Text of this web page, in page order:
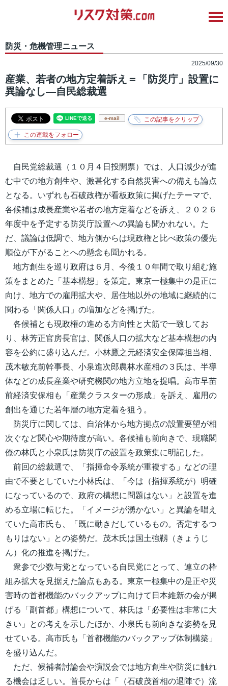
防災・危機管理ニュース
2025/09/30
産業、若者の地方定着訴え＝「防災庁」設置に
異論なし―自民総裁選
e-mail
自民党総裁選（１０月４日投開票）では、人口減少が進
む中での地方創生や、激甚化する自然災害への備えも論点
となる。いずれも石破政権が看板政策に掲げたテーマで、
各候補は成長産業や若者の地方定着などを訴え、２０２６
年度中を予定する防災庁設置への異論も聞かれない。た
だ、議論は低調で、地方側からは現政権と比べ政策の優先
順位が下がることへの懸念も聞かれる。
地方創生を巡り政府は６月、今後１０年間で取り組む施
策をまとめた「基本構想」を策定。東京一極集中の是正に
向け、地方での雇用拡大や、居住地以外の地域に継続的に
関わる「関係人口」の増加などを掲げた。
各候補とも現政権の進める方向性と大筋で一致してお
り、林芳正官房長官は、関係人口の拡大など基本構想の内
容を公約に盛り込んだ。小林鷹之元経済安全保障担当相、
茂木敏充前幹事長、小泉進次郎農林水産相の３氏は、半導
体などの成長産業や研究機関の地方立地を提唱。高市早苗
前経済安保相も「産業クラスターの形成」を訴え、雇用の
創出を通じた若年層の地方定着を狙う。
防災庁に関しては、自治体から地方拠点の設置要望が相
次ぐなど関心や期待度が高い。各候補も前向きで、現職閣
僚の林氏と小泉氏は防災庁の設置を政策集に明記した。
前回の総裁選で、「指揮命令系統が重複する」などの理
由で不要としていた小林氏は、「今は（指揮系統が）明確
になっているので、政府の構想に問題はない」と設置を進
める立場に転じた。「イメージが湧かない」と異論を唱え
ていた高市氏も、「既に動きだしているもの。否定するつ
もりはない」との姿勢だ。茂木氏は国土強靱（きょうじ
ん）化の推進を掲げた。
衆参で少数与党となっている自民党にとって、連立の枠
組み拡大を見据えた論点もある。東京一極集中の是正や災
害時の首都機能のバックアップに向けて日本維新の会が掲
げる「副首都」構想について、林氏は「必要性は非常に大
きい」との考えを示したほか、小泉氏も前向きな姿勢を見
せている。高市氏も「首都機能のバックアップ体制構築」
を盛り込んだ。
ただ、候補者討論会や演説会では地方創生や防災に触れ
る機会は乏しい。首長からは「（石破茂首相の退陣で）流